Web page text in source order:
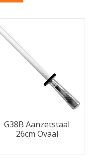
G38B Aanzetstaal
26cm Ovaal